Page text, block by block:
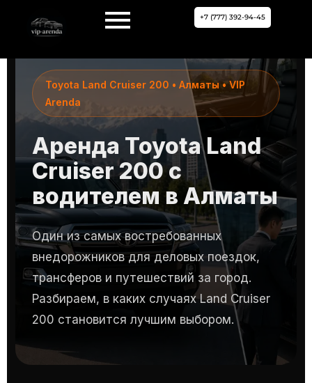
+7 (777) 392-94-45
Toyota Land Cruiser 200 • Алматы • VIP
Arenda
Аренда Toyota Land
Cruiser 200 с
водителем в Алматы
Один из самых востребованных
внедорожников для деловых поездок,
трансферов и путешествий за город.
Разбираем, в каких случаях Land Cruiser
200 становится лучшим выбором.